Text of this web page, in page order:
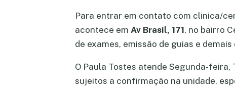
Para entrar em contato com clinica/
acontece em Av Brasil, 171, no bairro
de exames, emissão de guias e
O Paula Tostes atende Segunda-
sujeitos a confirmação na unidade,